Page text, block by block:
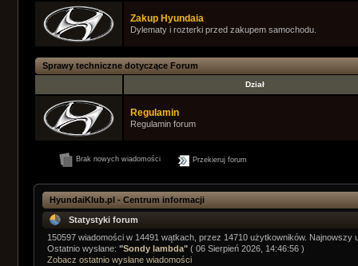
Zakup Hyundaia
Dylematy i rozterki przed zakupem samochodu.
Sprawy techniczne dotyczące Forum
Dział
Regulamin
Regulamin forum
Brak nowych wiadomości Przekieruj forum
HyundaiKlub.pl - Centrum informacji
Statystyki forum
150597 wiadomości w 14491 wątkach, przez 14710 użytkowników. Najnowszy
Ostatnio wysłane: "Sondy lambda"( 06 Sierpień 2026, 14:46:56 )
Zobacz ostatnio wysłane wiadomości